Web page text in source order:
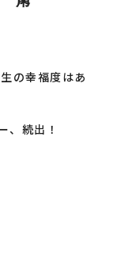
の幸福度はあ
、続出！